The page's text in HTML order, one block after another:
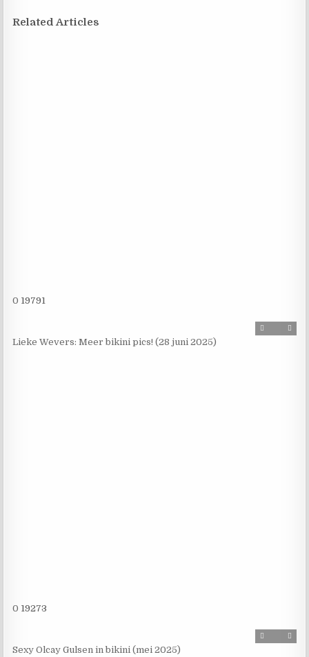
Related Articles
0 19791
Lieke Wevers: Meer bikini pics! (28 juni 2025)
0 19273
Sexy Olcay Gulsen in bikini (mei 2025)